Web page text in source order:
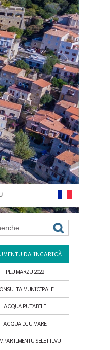
DA INCARICÀ
PLU MARZU 2022
MUNICIPALE
ACQUA PUTABILE
ACQUA DI U MARE
SELETTIVU